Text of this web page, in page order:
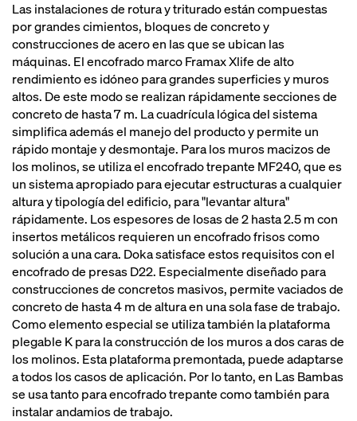
Las instalaciones de rotura y triturado están compuestas
por grandes cimientos, bloques de concreto y
construcciones de acero en las que se ubican las
máquinas. El encofrado marco Framax Xlife de alto
rendimiento es idóneo para grandes superficies y muros
altos. De este modo se realizan rápidamente secciones de
concreto de hasta 7 m. La cuadrícula lógica del sistema
simplifica además el manejo del producto y permite un
rápido montaje y desmontaje. Para los muros macizos de
los molinos, se utiliza el encofrado trepante MF240, que es
un sistema apropiado para ejecutar estructuras a cualquier
altura y tipología del edificio, para "levantar altura"
rápidamente. Los espesores de losas de 2 hasta 2.5 m con
insertos metálicos requieren un encofrado frisos como
solución a una cara. Doka satisface estos requisitos con el
encofrado de presas D22. Especialmente diseñado para
construcciones de concretos masivos, permite vaciados de
concreto de hasta 4 m de altura en una sola fase de trabajo.
Como elemento especial se utiliza también la plataforma
plegable K para la construcción de los muros a dos caras de
los molinos. Esta plataforma premontada, puede adaptarse
a todos los casos de aplicación. Por lo tanto, en Las Bambas
se usa tanto para encofrado trepante como también para
instalar andamios de trabajo.